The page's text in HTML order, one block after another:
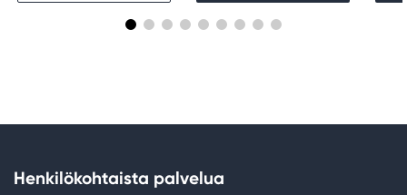
Henkilökohtaista palvelua